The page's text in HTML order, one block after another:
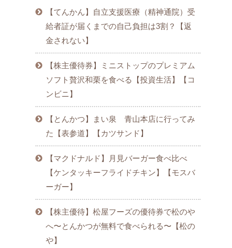
【てんかん】自立支援医療（精神通院）受
給者証が届くまでの自己負担は3割？【返
金されない】
【株主優待券】ミニストップのプレミアム
ソフト贅沢和栗を食べる【投資生活】【コ
ンビニ】
【とんかつ】まい泉 青山本店に行ってみ
た【表参道】【カツサンド】
【マクドナルド】月見バーガー食べ比べ
【ケンタッキーフライドチキン】【モスバ
ーガー】
【株主優待】松屋フーズの優待券で松のや
へ〜とんかつが無料で食べられる〜【松の
や】